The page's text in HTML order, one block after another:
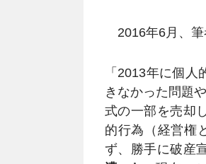
2016年6月、筆
「2013年に個
きなかった問題
式の一部を売却
的行為（経営権
ず、勝手に破産